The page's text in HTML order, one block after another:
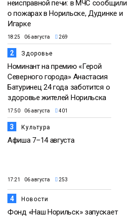
неисправной печи: в МЧС сообщили
о пожарах в Норильске, Дудинке и
Игарке
18:25 06 августа 269
2 Здоровье
Номинант на премию «Герой
Северного города» Анастасия
Батуринец 24 года заботится о
здоровье жителей Норильска
17:50 06 августа 401
3 Культура
Афиша 7–14 августа
17:21 06 августа 253
4 Новости
Фонд «Наш Норильск» запускает